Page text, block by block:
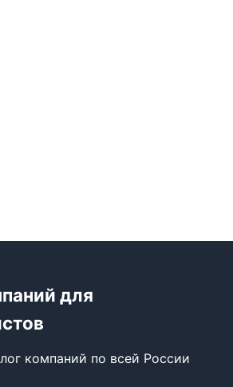
для
компаний по всей России